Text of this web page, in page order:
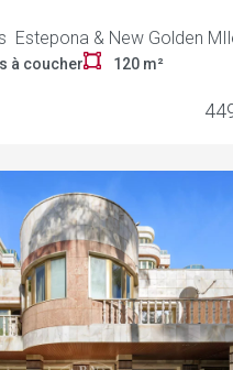
Estepona & New Golden
à coucher 120 m²